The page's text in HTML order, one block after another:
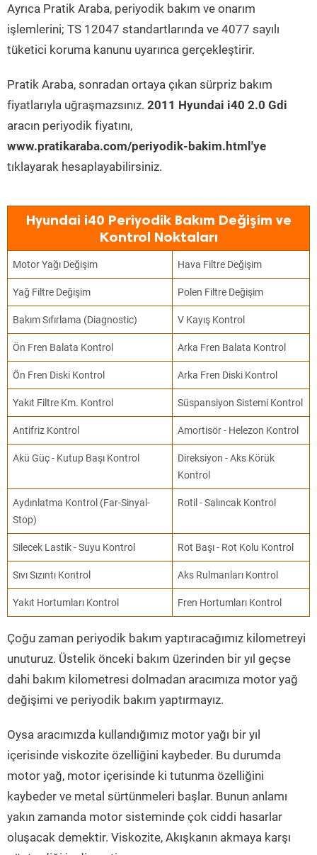
Ayrıca Pratik Araba, periyodik bakım ve onarım
işlemlerini; TS 12047 standartlarında ve 4077 sayılı
tüketici koruma kanunu uyarınca gerçekleştirir.
Pratik Araba, sonradan ortaya çıkan sürpriz bakım
fiyatlarıyla uğraşmazsınız. 2011 Hyundai i40 2.0 Gdi
aracın periyodik fiyatını,
www.pratikaraba.com/periyodik-bakim.html'ye
tıklayarak hesaplayabilirsiniz.
Hyundai i40 Periyodik Bakım Değişim ve
Kontrol Noktaları
Motor Yağı Değişim Hava Filtre Değişim
Yağ Filtre Değişim Polen Filtre Değişim
Bakım Sıfırlama (Diagnostic) V Kayış Kontrol
Ön Fren Balata Kontrol Arka Fren Balata Kontrol
Ön Fren Diski Kontrol Arka Fren Diski Kontrol
Yakıt Filtre Km. Kontrol Süspansiyon Sistemi Kontrol
Antifriz Kontrol Amortisör - Helezon Kontrol
Akü Güç - Kutup Başı Kontrol
Direksiyon - Aks Körük
Kontrol
Aydınlatma Kontrol (Far-Sinyal-
Stop)
Rotil - Salıncak Kontrol
Silecek Lastik - Suyu Kontrol Rot Başı - Rot Kolu Kontrol
Sıvı Sızıntı Kontrol Aks Rulmanları Kontrol
Yakıt Hortumları Kontrol Fren Hortumları Kontrol
Çoğu zaman periyodik bakım yaptıracağımız kilometreyi
unuturuz. Üstelik önceki bakım üzerinden bir yıl geçse
dahi bakım kilometresi dolmadan aracımıza motor yağ
değişimi ve periyodik bakım yaptırmayız.
Oysa aracımızda kullandığımız motor yağı bir yıl
içerisinde viskozite özelliğini kaybeder. Bu durumda
motor yağ, motor içerisinde ki tutunma özelliğini
kaybeder ve metal sürtünmeleri başlar. Bunun anlamı
yakın zamanda motor sisteminde çok ciddi hasarlar
oluşacak demektir. Viskozite, Akışkanın akmaya karşı